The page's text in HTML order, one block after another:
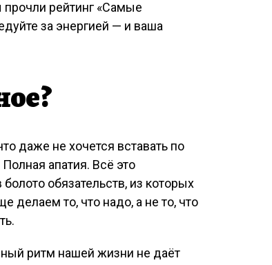
прочли рейтинг «Самые
за энергией — и ваша
даже не хочется вставать по
апатия. Всё это
обязательств, из которых
делаем то, что надо, а не то, что
ритм нашей жизни не даёт